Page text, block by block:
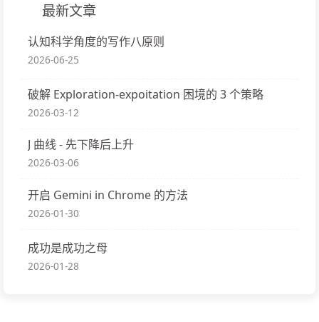
最新文章
认知科学角度的写作八原则
2026-06-25
破解 Exploration-expoitation 困境的 3 个策略
2026-03-12
J 曲线 - 先下降后上升
2026-03-06
开启 Gemini in Chrome 的方法
2026-01-30
成功是成功之母
2026-01-28